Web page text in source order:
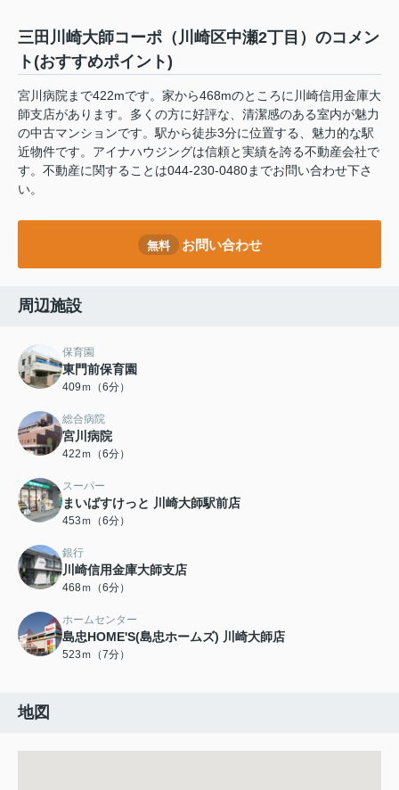
三田川崎大師コーポ（川崎区中瀬2丁目）のコメン
ト(おすすめポイント)
宮川病院まで422mです。家から468mのところに川崎信用金庫大
師支店があります。多くの方に好評な、清潔感のある室内が魅力
の中古マンションです。駅から徒歩3分に位置する、魅力的な駅
近物件です。アイナハウジングは信頼と実績を誇る不動産会社で
す。不動産に関することは044-230-0480までお問い合わせ下さ
い。
無料 お問い合わせ
周辺施設
保育園
東門前保育園
409ｍ（6分）
総合病院
宮川病院
422ｍ（6分）
スーパー
まいばすけっと 川崎大師駅前店
453ｍ（6分）
銀行
川崎信用金庫大師支店
468ｍ（6分）
ホームセンター
島忠HOME'S(島忠ホームズ) 川崎大師店
523ｍ（7分）
地図